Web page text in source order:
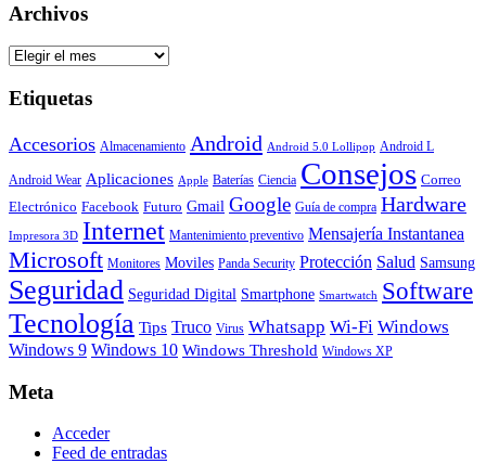
Archivos
Archivos
Etiquetas
Accesorios Almacenamiento Android Android 5.0 Lollipop Android L
Android Wear Aplicaciones Apple Baterías Ciencia Consejos Correo
Electrónico Facebook Futuro Gmail Google Guía de compra Hardware
Impresora 3D Internet Mantenimiento preventivo Mensajería Instantanea
Microsoft Monitores Moviles Panda Security Protección Salud Samsung
Seguridad Seguridad Digital Smartphone Smartwatch Software
Tecnología Tips Truco Virus Whatsapp Wi-Fi Windows
Windows 9 Windows 10 Windows Threshold Windows XP
Meta
Acceder
Feed de entradas